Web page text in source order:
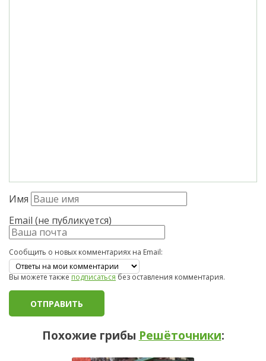
Имя
Email (не публикуется)
Сообщить о новых комментариях на Email:
Вы можете такжеподписатьсябез оставления комментария.
Похожие грибы Решёточники: